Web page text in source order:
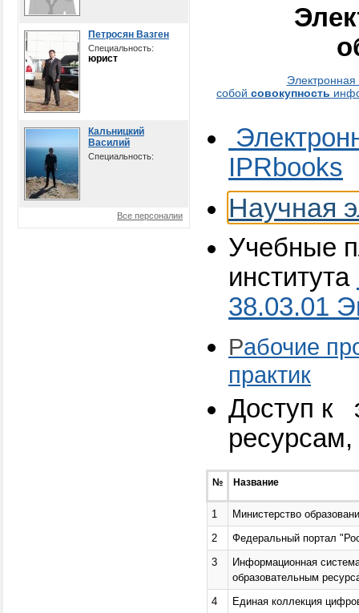
Петросян Вазген
Специальность:
юрист
Кальницкий
Василий
Специальность:
Все персоналии
собой совокупность
IPRbooks
Научная
Учебные
института
38.03.01
Рабочие
практик
Доступ к
№ Название
1
Министерство
2
Федеральный портал
3
Информационная
образовательным
4
Единая коллекция